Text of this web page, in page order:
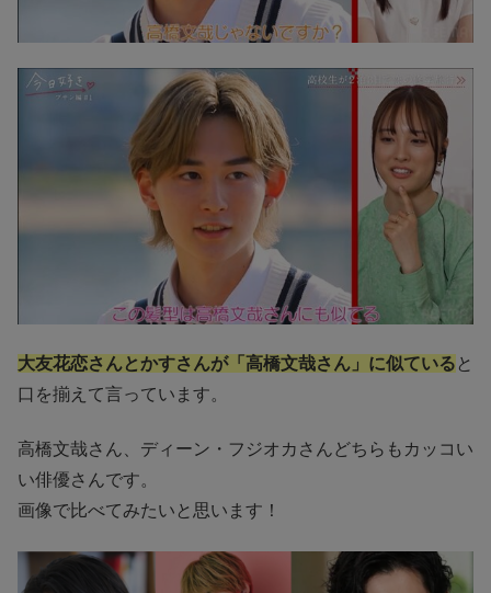
大友花恋さんとかすさんが「高橋文哉さん」に似ている と
口を揃えて言っています。
高橋文哉さん、ディーン・フジオカさんどちらもカッコい
い俳優さんです。
画像で比べてみたいと思います！